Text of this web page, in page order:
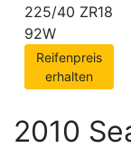
225/40 ZR18
92W
Reifenpreis
erhalten
2010